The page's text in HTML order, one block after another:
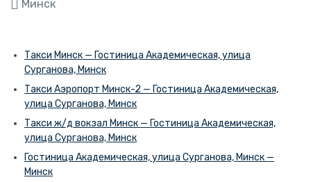
Минск
Такси Минск — Гостиница Академическая, улица
Сурганова, Минск
Такси Аэропорт Минск-2 — Гостиница Академическая,
улица Сурганова, Минск
Такси ж/д вокзал Минск — Гостиница Академическая,
улица Сурганова, Минск
Гостиница Академическая, улица Сурганова, Минск —
Минск